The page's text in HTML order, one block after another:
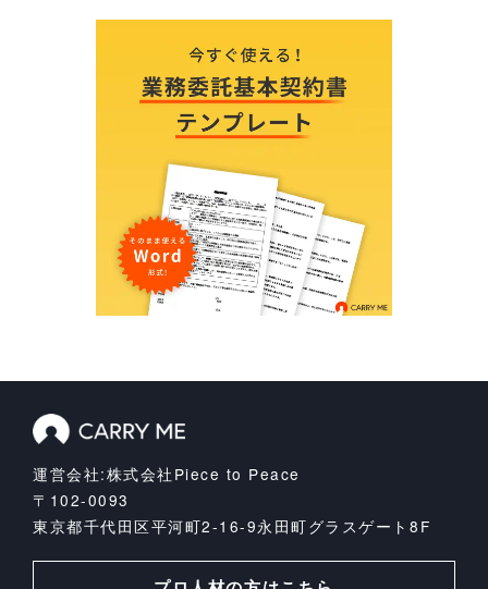
運営会社:株式会社Piece to Peace
〒102-0093
東京都千代田区平河町2-16-9永田町グラスゲート8F